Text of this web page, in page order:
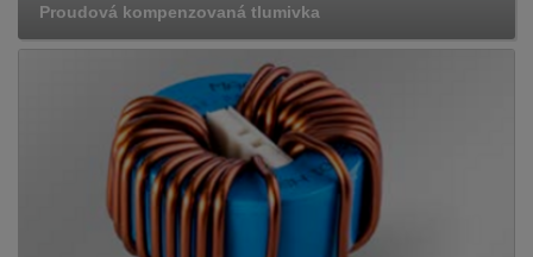
Proudová kompenzovaná tlumivka